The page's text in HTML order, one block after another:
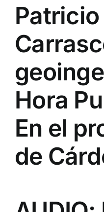
Patricio
Hora
En el
de